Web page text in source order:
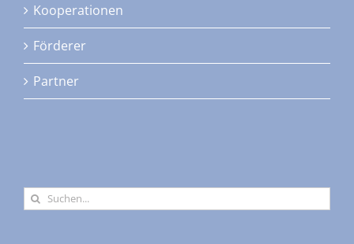
Kooperationen
Förderer
Partner
Suche
nach: